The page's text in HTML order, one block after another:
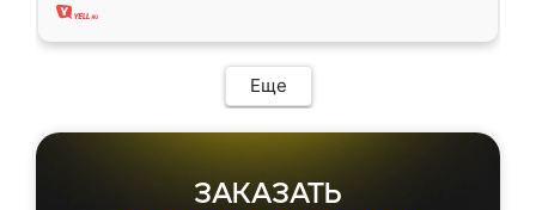
Еще
ЗАКАЗАТЬ